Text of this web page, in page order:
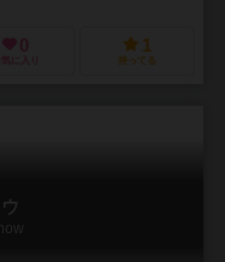
0
気に入り
1
持ってる